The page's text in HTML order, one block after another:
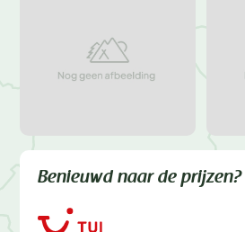
Benieuwd naar de prijzen?